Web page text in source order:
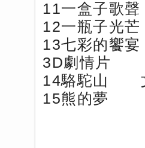
11一盒子歌
12一瓶子光
13七彩的饗
3D劇情
14駱駝山
15熊的夢